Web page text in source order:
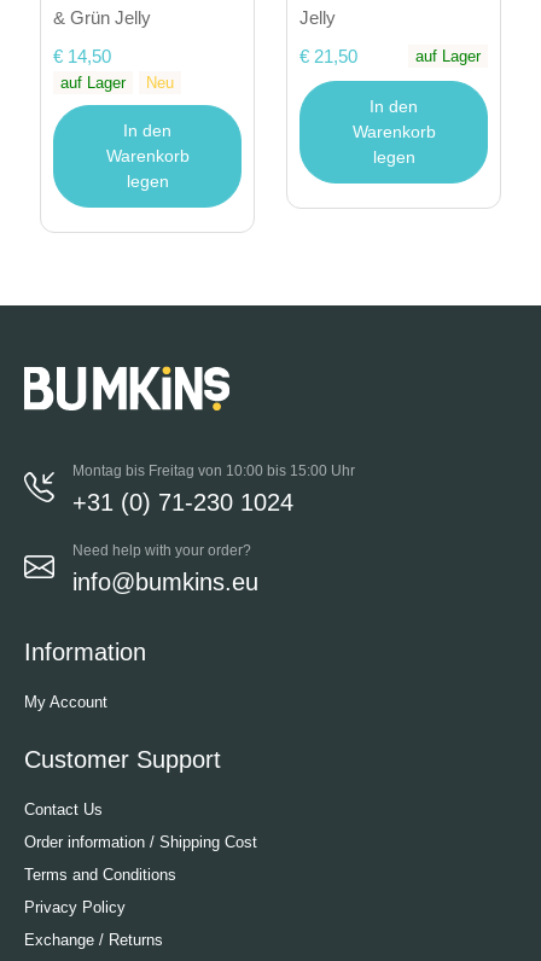
& Grün Jelly
€ 14,50
auf Lager Neu
In den
Warenkorb
legen
Jelly
€ 21,50
auf Lager
In den
Warenkorb
legen
Montag bis Freitag von 10:00 bis 15:00 Uhr
+31 (0) 71-230 1024
Need help with your order?
info@bumkins.eu
Information
My Account
Customer Support
Contact Us
Order information / Shipping Cost
Terms and Conditions
Privacy Policy
Exchange / Returns